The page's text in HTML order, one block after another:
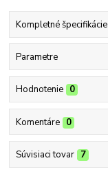
Kompletné špecifikácie
Parametre
Hodnotenie 0
Komentáre 0
Súvisiaci tovar 7